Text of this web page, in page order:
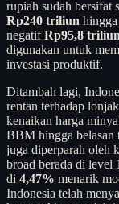
rupiah sudah bersifat
Rp240 triliun
negatifRp95,8 triliun
digunakan untuk
investasi produktif.
Ditambah lagi,
rentan terhadap
kenaikan harga
BBM hingga belasan
juga diperparah oleh
broad berada di level
di 4,47% menarik
Indonesia telah